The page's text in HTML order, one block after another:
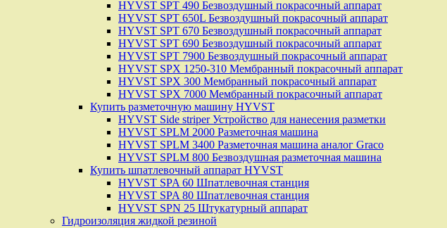
HYVST SPT 490 Безвоздушный покрасочный аппарат
HYVST SPT 650L Безвоздушный покрасочный аппарат
HYVST SPT 670 Безвоздушный покрасочный аппарат
HYVST SPT 690 Безвоздушный покрасочный аппарат
HYVST SPT 7900 Безвоздушный покрасочный аппарат
HYVST SPX 1250-310 Мембранный покрасочный аппарат
HYVST SPX 300 Мембранный покрасочный аппарат
HYVST SPX 7000 Мембранный покрасочный аппарат
Купить разметочную машину HYVST
HYVST Side striper Устройство для нанесения разметки
HYVST SPLM 2000 Разметочная машина
HYVST SPLM 3400 Разметочная машина аналог Graco
HYVST SPLM 800 Безвоздушная разметочная машина
Купить шпатлевочный аппарат HYVST
HYVST SPA 60 Шпатлевочная станция
HYVST SPA 80 Шпатлевочная станция
HYVST SPN 25 Штукатурный аппарат
Гидроизоляция жидкой резиной